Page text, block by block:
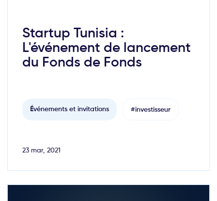
Startup Tunisia :
L'événement de lancement
du Fonds de Fonds
Événements et invitations #investisseur
23 mar, 2021